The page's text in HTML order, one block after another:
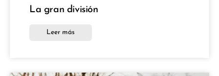
La gran división
Leer más